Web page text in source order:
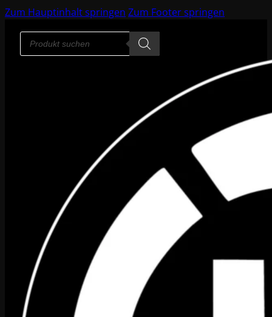
Zum Hauptinhalt springen Zum Footer springen
Products
search